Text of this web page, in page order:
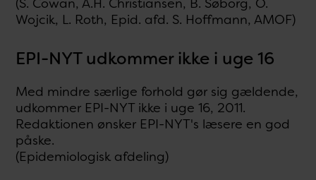
(S. Cowan, A.H. Christiansen, B. Søborg, O.
Wojcik, L. Roth, Epid. afd. S. Hoffmann, AMOF)
EPI-NYT udkommer ikke i uge 16
Med mindre særlige forhold gør sig gældende,
udkommer EPI-NYT ikke i uge 16, 2011.
Redaktionen ønsker EPI-NYT's læsere en god
påske.
(Epidemiologisk afdeling)